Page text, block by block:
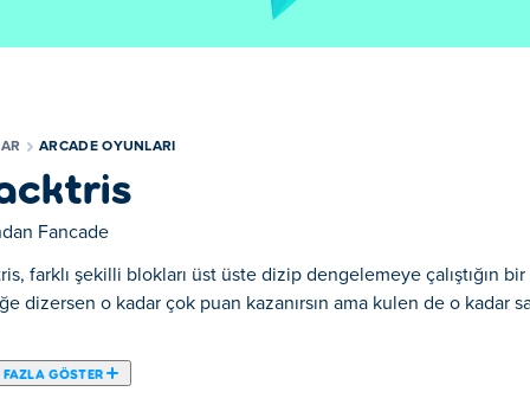
ARCADE OYUNLARI
Fancade
farklı şekilli blokları üst üste dizip dengelemeye çalıştığın
dizersen o kadar çok puan kazanırsın ama kulen de o kadar
GÖSTER
istifleme ve dengelemeyle ilgili bir arcade oyunudur.